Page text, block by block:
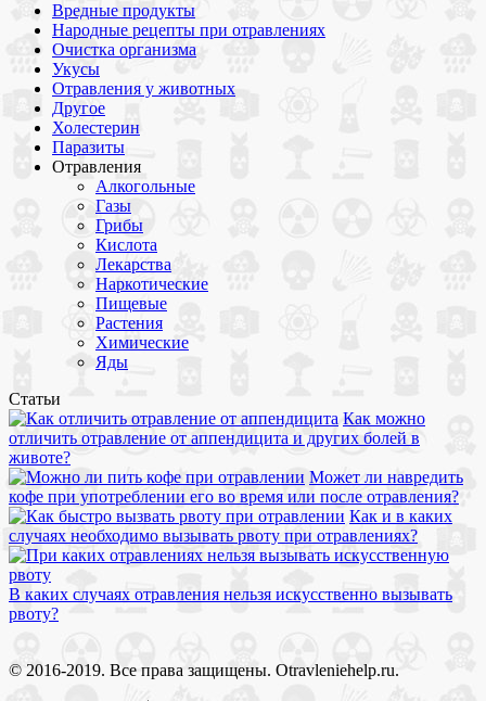
Вредные продукты
Народные рецепты при отравлениях
Очистка организма
Укусы
Отравления у животных
Другое
Холестерин
Паразиты
Отравления
Алкогольные
Газы
Грибы
Кислота
Лекарства
Наркотические
Пищевые
Растения
Химические
Яды
Статьи
Как можно
отличить отравление от аппендицита и других болей в
животе?
Может ли навредить
кофе при употреблении его во время или после отравления?
Как и в каких
случаях необходимо вызывать рвоту при отравлениях?
В каких случаях отравления нельзя искусственно вызывать
рвоту?
© 2016-2019. Все права защищены. Otravleniehelp.ru.